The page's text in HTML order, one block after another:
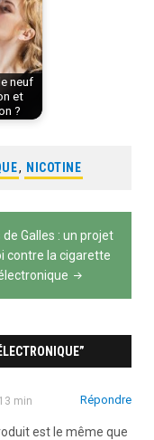
neuf
et
?
, NICOTINE
de Galles : un projet
contre la cigarette
min Répondre
est le même que